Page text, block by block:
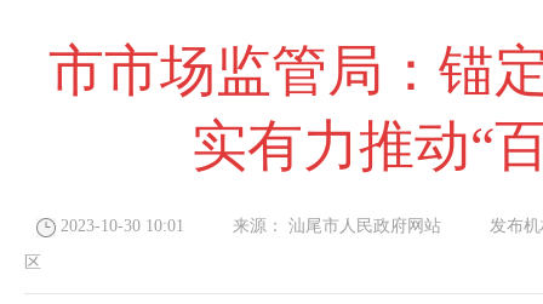
市市场监管局：锚
实有力推动“
2023-10-30 10:01 来源： 汕尾市人民政府网站 发布机
区